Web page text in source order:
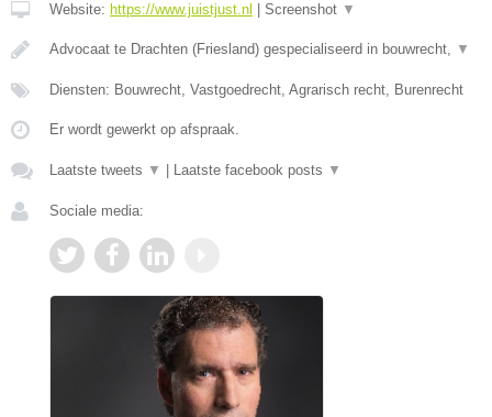
Website: https://www.juistjust.nl Screenshot ▼
Advocaat te Drachten (Friesland) gespecialiseerd in bouwrecht, ▼
Diensten: Bouwrecht, Vastgoedrecht, Agrarisch recht, Burenrecht
Er wordt gewerkt op afspraak.
Laatste tweets ▼ Laatste facebook posts ▼
Sociale media: